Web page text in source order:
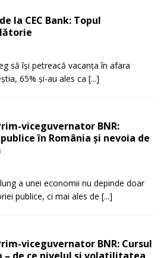
la CEC Bank: Topul
să își petreacă vacanța în afara
65% și-au ales ca [...]
viceguvernator BNR:
în România și nevoia de
a unei economii nu depinde doar
publice, ci mai ales de [...]
viceguvernator BNR: Cursul